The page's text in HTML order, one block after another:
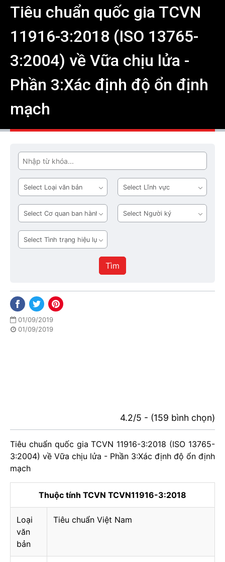
Tiêu chuẩn quốc gia TCVN
11916-3:2018 (ISO 13765-
3:2004) về Vữa chịu lửa -
Phần 3:Xác định độ ổn định
mạch
Tìm
Loại
văn
bản
Lĩnh
vực
Cơ
quan
ban
hành
Người
ký
Tình
trạng
Tìm
01/09/2019
01/09/2019
4.2/5 - (159 bình chọn)
Tiêu chuẩn quốc gia TCVN 11916-3:2018 (ISO 13765-
3:2004) về Vữa chịu lửa - Phần 3:Xác định độ ổn định
mạch
Thuộc tính TCVN TCVN11916-3:2018
Loại
văn
bản
Tiêu chuẩn Việt Nam